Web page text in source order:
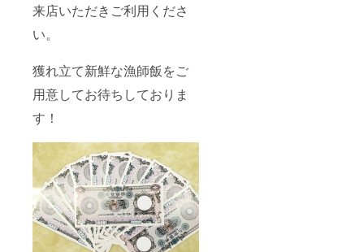
来店いただきご利用くださ
い。
獲れ立て新鮮な漁師飯をご
用意してお待ちしておりま
す！